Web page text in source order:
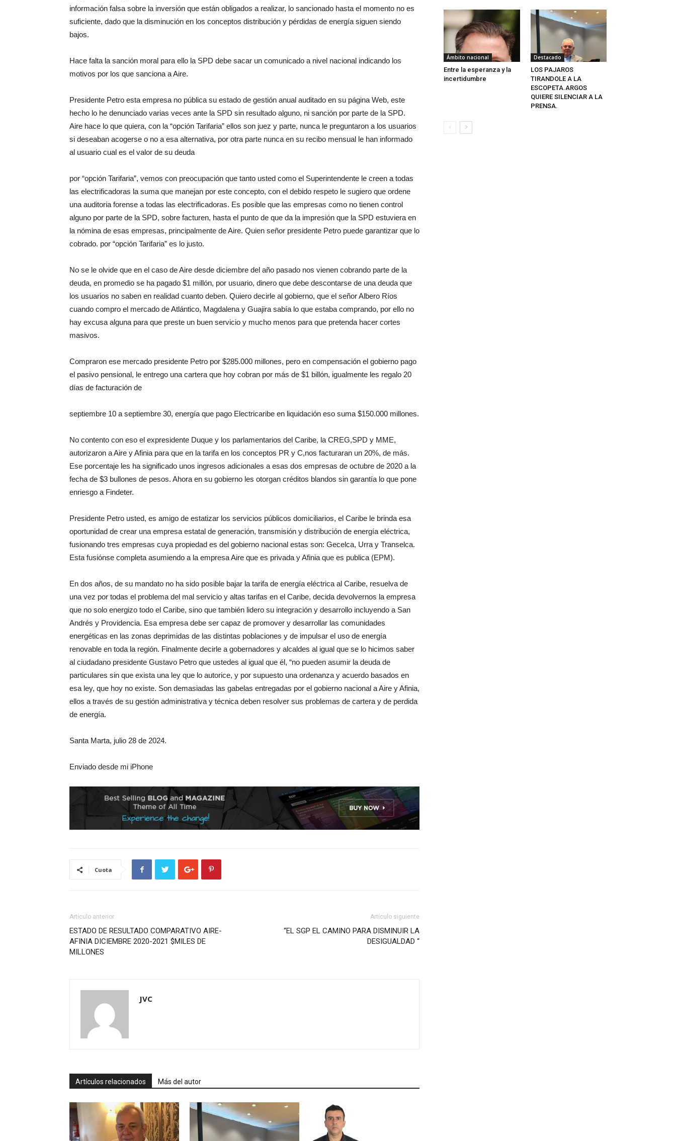
información falsa sobre la inversión que están obligados a realizar, lo sancionado hasta el momento no es
suficiente, dado que la disminución en los conceptos distribución y pérdidas de energía siguen siendo
bajos.
Hace falta la sanción moral para ello la SPD debe sacar un comunicado a nivel nacional indicando los
motivos por los que sanciona a Aire.
Presidente Petro esta empresa no pública su estado de gestión anual auditado en su página Web, este
hecho lo he denunciado varias veces ante la SPD sin resultado alguno, ni sanción por parte de la SPD.
Aire hace lo que quiera, con la “opción Tarifaria” ellos son juez y parte, nunca le preguntaron a los usuarios
si deseaban acogerse o no a esa alternativa, por otra parte nunca en su recibo mensual le han informado
al usuario cual es el valor de su deuda
por “opción Tarifaria”, vemos con preocupación que tanto usted como el Superintendente le creen a todas
las electrificadoras la suma que manejan por este concepto, con el debido respeto le sugiero que ordene
una auditoria forense a todas las electrificadoras. Es posible que las empresas como no tienen control
alguno por parte de la SPD, sobre facturen, hasta el punto de que da la impresión que la SPD estuviera en
la nómina de esas empresas, principalmente de Aire. Quien señor presidente Petro puede garantizar que lo
cobrado. por “opción Tarifaria” es lo justo.
No se le olvide que en el caso de Aire desde diciembre del año pasado nos vienen cobrando parte de la
deuda, en promedio se ha pagado $1 millón, por usuario, dinero que debe descontarse de una deuda que
los usuarios no saben en realidad cuanto deben. Quiero decirle al gobierno, que el señor Albero Ríos
cuando compro el mercado de Atlántico, Magdalena y Guajira sabía lo que estaba comprando, por ello no
hay excusa alguna para que preste un buen servicio y mucho menos para que pretenda hacer cortes
masivos.
Compraron ese mercado presidente Petro por $285.000 millones, pero en compensación el gobierno pago
el pasivo pensional, le entrego una cartera que hoy cobran por más de $1 billón, igualmente les regalo 20
días de facturación de
septiembre 10 a septiembre 30, energía que pago Electricaribe en liquidación eso suma $150.000 millones.
No contento con eso el expresidente Duque y los parlamentarios del Caribe, la CREG,SPD y MME,
autorizaron a Aire y Afinia para que en la tarifa en los conceptos PR y C,nos facturaran un 20%, de más.
Ese porcentaje les ha significado unos ingresos adicionales a esas dos empresas de octubre de 2020 a la
fecha de $3 bullones de pesos. Ahora en su gobierno les otorgan créditos blandos sin garantía lo que pone
enriesgo a Findeter.
Presidente Petro usted, es amigo de estatizar los servicios públicos domiciliarios, el Caribe le brinda esa
oportunidad de crear una empresa estatal de generación, transmisión y distribución de energía eléctrica,
fusionando tres empresas cuya propiedad es del gobierno nacional estas son: Gecelca, Urra y Transelca.
Esta fusiónse completa asumiendo a la empresa Aire que es privada y Afinia que es publica (EPM).
En dos años, de su mandato no ha sido posible bajar la tarifa de energía eléctrica al Caribe, resuelva de
una vez por todas el problema del mal servicio y altas tarifas en el Caribe, decida devolvernos la empresa
que no solo energizo todo el Caribe, sino que también lidero su integración y desarrollo incluyendo a San
Andrés y Providencia. Esa empresa debe ser capaz de promover y desarrollar las comunidades
energéticas en las zonas deprimidas de las distintas poblaciones y de impulsar el uso de energía
renovable en toda la región. Finalmente decirle a gobernadores y alcaldes al igual que se lo hicimos saber
al ciudadano presidente Gustavo Petro que ustedes al igual que él, “no pueden asumir la deuda de
particulares sin que exista una ley que lo autorice, y por supuesto una ordenanza y acuerdo basados en
esa ley, que hoy no existe. Son demasiadas las gabelas entregadas por el gobierno nacional a Aire y Afinia,
ellos a través de su gestión administrativa y técnica deben resolver sus problemas de cartera y de perdida
de energía.
Santa Marta, julio 28 de 2024.
Enviado desde mi iPhone
Cuota
Artículo anterior
ESTADO DE RESULTADO COMPARATIVO AIRE-
AFINIA DICIEMBRE 2020-2021 $MILES DE
MILLONES
Artículo siguiente
“EL SGP EL CAMINO PARA DISMINUIR LA
DESIGUALDAD “
JVC
Artículos relacionados Más del autor
Ámbito nacional
Entre la esperanza y la
incertidumbre
Destacado
LOS PAJAROS
TIRANDOLE A LA
ESCOPETA.ARGOS
QUIERE SILENCIAR A LA
PRENSA.